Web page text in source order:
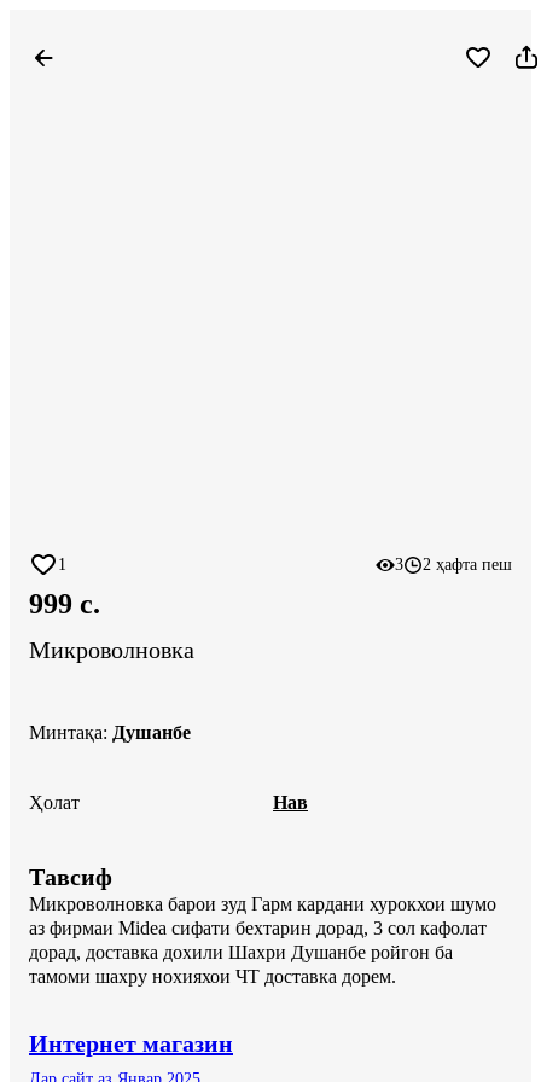
1 3 2 ҳафта пеш
999 c.
Микроволновка
Минтақа: Душанбе
Ҳолат Нав
Тавсиф
Микроволновка барои зуд Гарм кардани хурокхои шумо
аз фирмаи Midea сифати бехтарин дорад, 3 сол кафолат
дорад, доставка дохили Шахри Душанбе ройгон ба
тамоми шахру нохияхои ЧТ доставка дорем.
Интернет магазин